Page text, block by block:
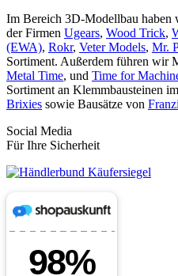
Im Bereich 3D-Modellbau haben
der Firmen Ugears, Wood Trick,
(EWA), Rokr, Veter Models, Mr.
Sortiment. Außerdem führen wir
Metal Time, und Time for
Sortiment an Klemmbausteinen
Brixies sowie Bausätze von
Social Media
Für Ihre Sicherheit